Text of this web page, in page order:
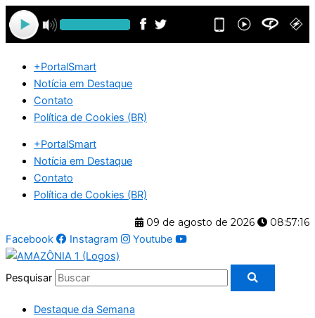
Ir
para
o
+PortalSmart
Notícia em Destaque
Contato
Política de Cookies (BR)
+PortalSmart
Notícia em Destaque
Contato
Política de Cookies (BR)
09 de agosto de 2026
08:57:16
Facebook
Instagram Youtube
Pesquisar
Destaque da Semana